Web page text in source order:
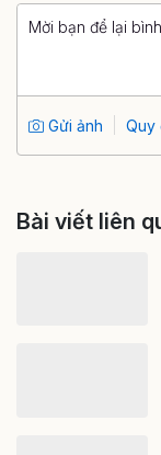
Gửi ảnh Quy
Bài viết liên